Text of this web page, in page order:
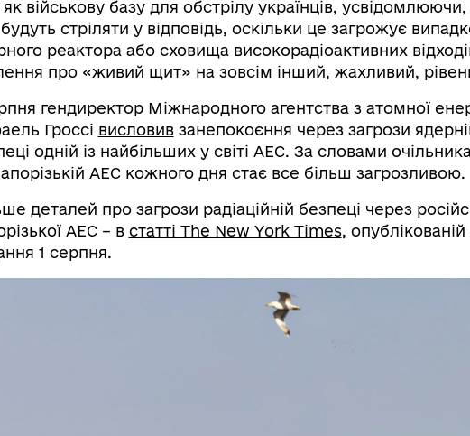
військову базу для обстрілу українців,
будуть стріляти у відповідь, оскільки це загрожує
реактора або сховища високорадіоактивних
про «живий щит» на зовсім інший, жахливий,
гендиректор Міжнародного агентства з атомної
Гроссі висловив занепокоєння через загрози
одній із найбільших у світі АЕС. За словами
АЕС кожного дня стає все більш загрозливою.
деталей про загрози радіаційній безпеці через
АЕС – в статті The New York Times,
1 серпня.